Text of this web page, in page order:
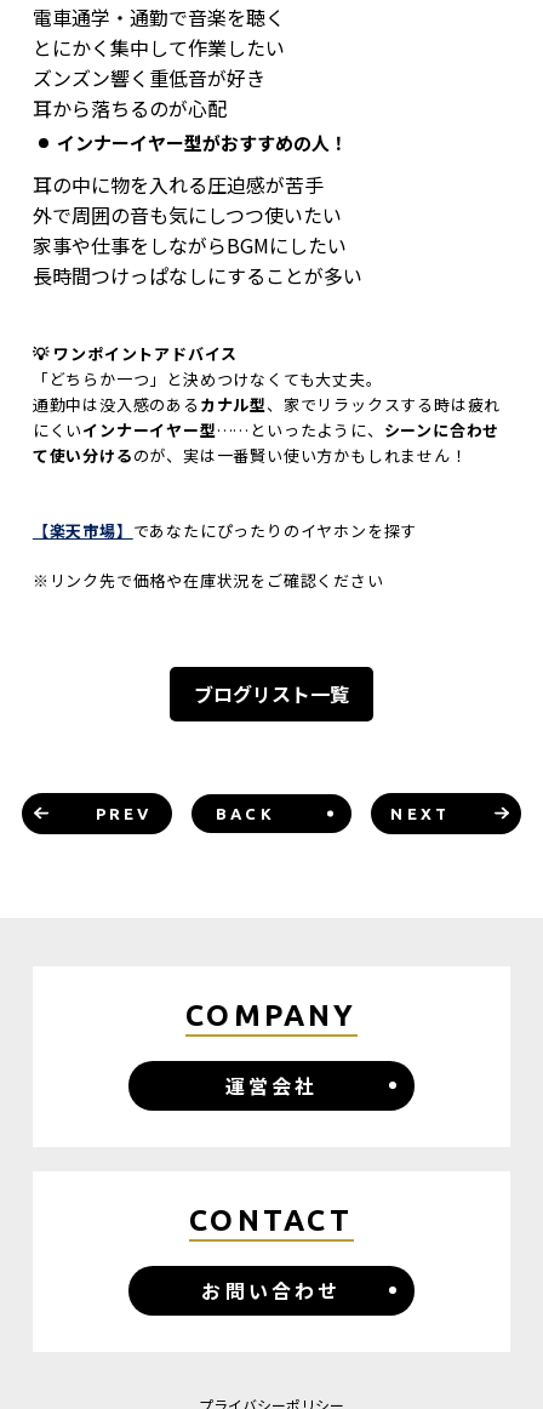
電車通学・通勤で音楽を聴く
とにかく集中して作業したい
ズンズン響く重低音が好き
耳から落ちるのが心配
インナーイヤー型がおすすめの人！
耳の中に物を入れる圧迫感が苦手
外で周囲の音も気にしつつ使いたい
家事や仕事をしながらBGMにしたい
長時間つけっぱなしにすることが多い
💡 ワンポイントアドバイス
「どちらか一つ」と決めつけなくても大丈夫。
通勤中は没入感のある カナル型、家でリラックスする時は疲れ
にくいインナーイヤー型……といったように、 シーンに合わせ
て使い分けるのが、実は一番賢い使い方かもしれません！
【楽天市場】 であなたにぴったりのイヤホンを探す
※リンク先で価格や在庫状況をご確認ください
ブログリスト一覧
PREV NEXT
BACK
COMPANY
運営会社
CONTACT
お問い合わせ
プライバシーポリシー